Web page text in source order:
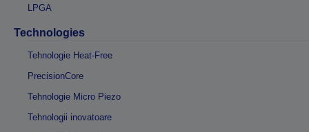
LPGA
Technologies
Tehnologie Heat-Free
PrecisionCore
Tehnologie Micro Piezo
Tehnologii inovatoare